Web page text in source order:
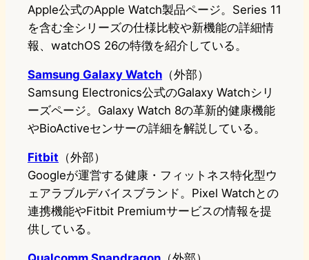
Apple公式のApple Watch製品ページ。Series 11
を含む全シリーズの仕様比較や新機能の詳細情
報、watchOS 26の特徴を紹介している。
Samsung Galaxy Watch （外部）
Samsung Electronics公式のGalaxy Watchシリ
ーズページ。Galaxy Watch 8の革新的健康機能
やBioActiveセンサーの詳細を解説している。
Fitbit （外部）
Googleが運営する健康・フィットネス特化型ウ
ェアラブルデバイスブランド。Pixel Watchとの
連携機能やFitbit Premiumサービスの情報を提
供している。